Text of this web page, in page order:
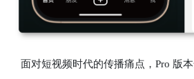
面对短视频时代的传播痛点，Pro 版本